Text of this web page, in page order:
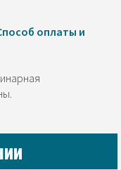
оплаты и